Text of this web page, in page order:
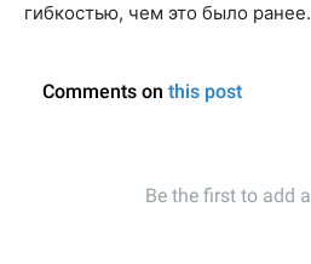
гибкостью, чем это было ранее.